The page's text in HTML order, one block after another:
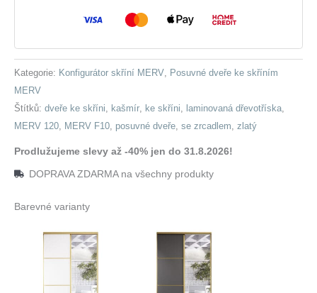
Kategorie: Konfigurátor skříní MERV
Posuvné dveře ke skříním
MERV
Štítků: dveře ke skříni kašmír ke skříni laminovaná dřevotříska
MERV 120
MERV F10 posuvné dveře se zrcadlem zlatý
Prodlužujeme slevy až -40% jen do 31.8.2026!
DOPRAVA ZDARMA na všechny produkty
Barevné varianty